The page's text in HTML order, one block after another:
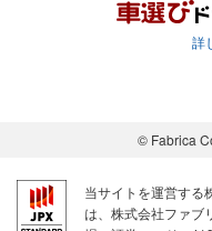
詳
© Fabrica
当サイトを運営する
は、株式会社ファブ